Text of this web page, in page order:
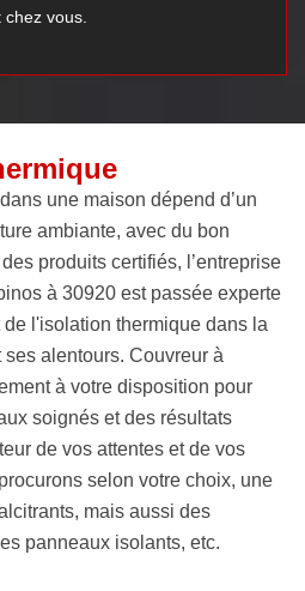
vous.
une maison dépend d’un
ambiante, avec du bon
produits certifiés, l’entreprise
à 30920 est passée experte
de l'isolation thermique dans la
alentours. Couvreur à
à votre disposition pour
soignés et des résultats
de vos attentes et de vos
selon votre choix, une
mais aussi des
panneaux isolants, etc.